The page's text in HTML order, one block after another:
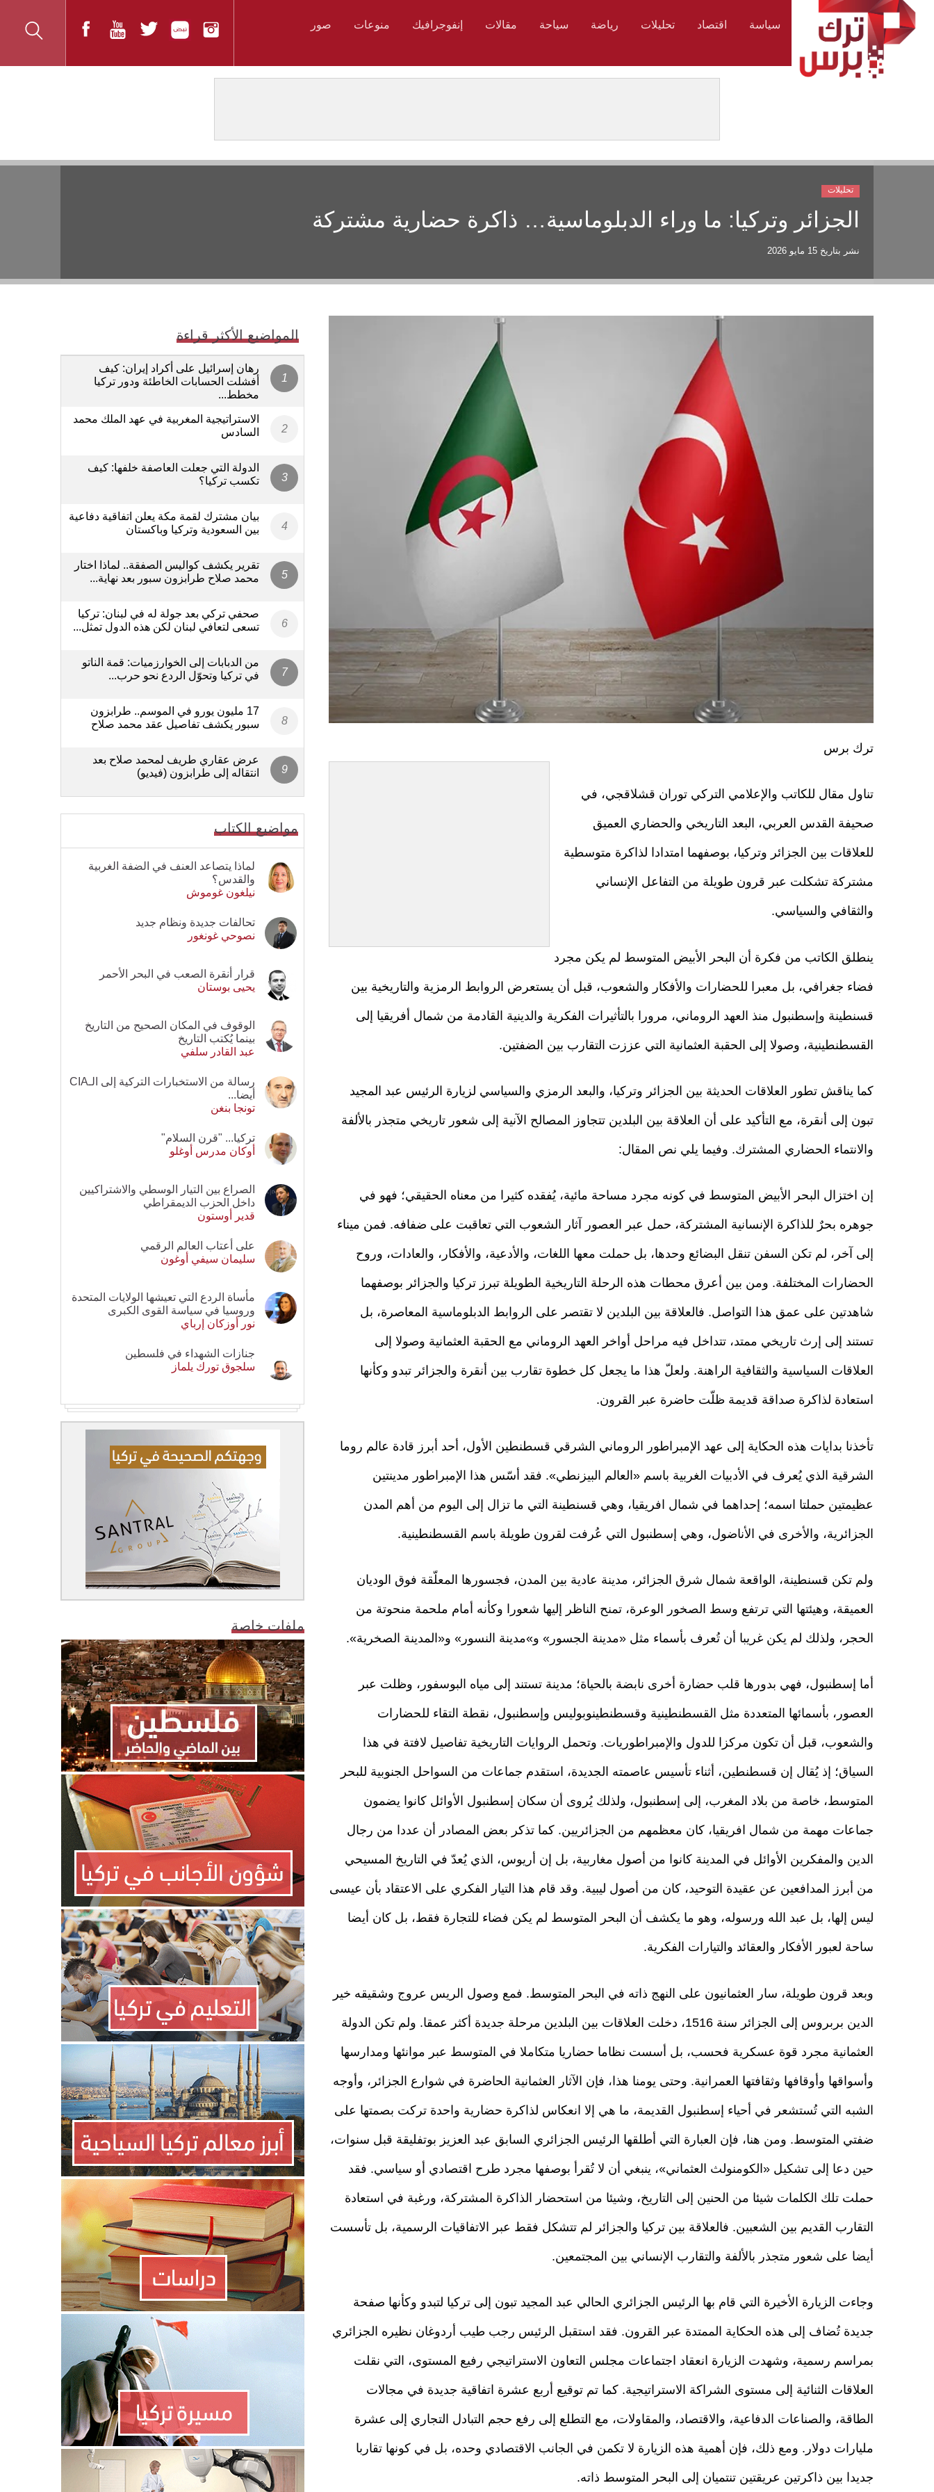
سياسة اقتصاد تحليلات رياضة سياحة مقالات إنفوجرافيك منوعات صور
الجزائر وتركيا: ما وراء الدبلوماسية… ذاكرة حضارية مشتركة
نشر بتاريخ 15 مايو 2026
تحليلات
ترك برس
تناول مقال للكاتب والإعلامي التركي توران قشلاقجي، في
صحيفة القدس العربي، البعد التاريخي والحضاري العميق
للعلاقات بين الجزائر وتركيا، بوصفهما امتدادا لذاكرة متوسطية
مشتركة تشكلت عبر قرون طويلة من التفاعل الإنساني
والثقافي والسياسي.
ينطلق الكاتب من فكرة أن البحر الأبيض المتوسط لم يكن مجرد
فضاء جغرافي، بل معبرا للحضارات والأفكار والشعوب، قبل أن يستعرض الروابط الرمزية والتاريخية بين
قسنطينة وإسطنبول منذ العهد الروماني، مرورا بالتأثيرات الفكرية والدينية القادمة من شمال أفريقيا إلى
القسطنطينية، وصولا إلى الحقبة العثمانية التي عززت التقارب بين الضفتين.
كما يناقش تطور العلاقات الحديثة بين الجزائر وتركيا، والبعد الرمزي والسياسي لزيارة الرئيس عبد المجيد
تبون إلى أنقرة، مع التأكيد على أن العلاقة بين البلدين تتجاوز المصالح الآنية إلى شعور تاريخي متجذر بالألفة
والانتماء الحضاري المشترك. وفيما يلي نص المقال:
إن اختزال البحر الأبيض المتوسط في كونه مجرد مساحة مائية، يُفقده كثيرا من معناه الحقيقي؛ فهو في
جوهره بحرٌ للذاكرة الإنسانية المشتركة، حمل عبر العصور آثار الشعوب التي تعاقبت على ضفافه. فمن ميناء
إلى آخر، لم تكن السفن تنقل البضائع وحدها، بل حملت معها اللغات، والأدعية، والأفكار، والعادات، وروح
الحضارات المختلفة. ومن بين أعرق محطات هذه الرحلة التاريخية الطويلة تبرز تركيا والجزائر بوصفهما
شاهدتين على عمق هذا التواصل. فالعلاقة بين البلدين لا تقتصر على الروابط الدبلوماسية المعاصرة، بل
تستند إلى إرث تاريخي ممتد، تتداخل فيه مراحل أواخر العهد الروماني مع الحقبة العثمانية وصولا إلى
العلاقات السياسية والثقافية الراهنة. ولعلّ هذا ما يجعل كل خطوة تقارب بين أنقرة والجزائر تبدو وكأنها
استعادة لذاكرة صداقة قديمة ظلّت حاضرة عبر القرون.
تأخذنا بدايات هذه الحكاية إلى عهد الإمبراطور الروماني الشرقي قسطنطين الأول، أحد أبرز قادة عالم روما
الشرقية الذي يُعرف في الأدبيات الغربية باسم «العالم البيزنطي». فقد أسّس هذا الإمبراطور مدينتين
عظيمتين حملتا اسمه؛ إحداهما في شمال افريقيا، وهي قسنطينة التي ما تزال إلى اليوم من أهم المدن
الجزائرية، والأخرى في الأناضول، وهي إسطنبول التي عُرفت لقرون طويلة باسم القسطنطينية.
ولم تكن قسنطينة، الواقعة شمال شرق الجزائر، مدينة عادية بين المدن، فجسورها المعلّقة فوق الوديان
العميقة، وهيئتها التي ترتفع وسط الصخور الوعرة، تمنح الناظر إليها شعورا وكأنه أمام ملحمة منحوتة من
الحجر، ولذلك لم يكن غريبا أن تُعرف بأسماء مثل «مدينة الجسور» و»مدينة النسور» و«المدينة الصخرية».
أما إسطنبول، فهي بدورها قلب حضارة أخرى نابضة بالحياة؛ مدينة تستند إلى مياه البوسفور، وظلت عبر
العصور، بأسمائها المتعددة مثل القسطنطينية وقسطنطينوبوليس وإسطنبول، نقطة التقاء للحضارات
والشعوب، قبل أن تكون مركزا للدول والإمبراطوريات. وتحمل الروايات التاريخية تفاصيل لافتة في هذا
السياق؛ إذ يُقال إن قسطنطين، أثناء تأسيس عاصمته الجديدة، استقدم جماعات من السواحل الجنوبية للبحر
المتوسط، خاصة من بلاد المغرب، إلى إسطنبول، ولذلك يُروى أن سكان إسطنبول الأوائل كانوا يضمون
جماعات مهمة من شمال افريقيا، كان معظمهم من الجزائريين. كما تذكر بعض المصادر أن عددا من رجال
الدين والمفكرين الأوائل في المدينة كانوا من أصول مغاربية، بل إن أريوس، الذي يُعدّ في التاريخ المسيحي
من أبرز المدافعين عن عقيدة التوحيد، كان من أصول ليبية. وقد قام هذا التيار الفكري على الاعتقاد بأن عيسى
ليس إلها، بل عبد الله ورسوله، وهو ما يكشف أن البحر المتوسط لم يكن فضاء للتجارة فقط، بل كان أيضا
ساحة لعبور الأفكار والعقائد والتيارات الفكرية.
وبعد قرون طويلة، سار العثمانيون على النهج ذاته في البحر المتوسط. فمع وصول الريس عروج وشقيقه خير
الدين بربروس إلى الجزائر سنة 1516، دخلت العلاقات بين البلدين مرحلة جديدة أكثر عمقا. ولم تكن الدولة
العثمانية مجرد قوة عسكرية فحسب، بل أسست نظاما حضاريا متكاملا في المتوسط عبر موانئها ومدارسها
وأسواقها وأوقافها وثقافتها العمرانية. وحتى يومنا هذا، فإن الآثار العثمانية الحاضرة في شوارع الجزائر، وأوجه
الشبه التي تُستشعر في أحياء إسطنبول القديمة، ما هي إلا انعكاس لذاكرة حضارية واحدة تركت بصمتها على
ضفتي المتوسط. ومن هنا، فإن العبارة التي أطلقها الرئيس الجزائري السابق عبد العزيز بوتفليقة قبل سنوات،
حين دعا إلى تشكيل «الكومنولث العثماني»، ينبغي أن لا تُقرأ بوصفها مجرد طرح اقتصادي أو سياسي. فقد
حملت تلك الكلمات شيئا من الحنين إلى التاريخ، وشيئا من استحضار الذاكرة المشتركة، ورغبة في استعادة
التقارب القديم بين الشعبين. فالعلاقة بين تركيا والجزائر لم تتشكل فقط عبر الاتفاقيات الرسمية، بل تأسست
أيضا على شعور متجذر بالألفة والتقارب الإنساني بين المجتمعين.
وجاءت الزيارة الأخيرة التي قام بها الرئيس الجزائري الحالي عبد المجيد تبون إلى تركيا لتبدو وكأنها صفحة
جديدة تُضاف إلى هذه الحكاية الممتدة عبر القرون. فقد استقبل الرئيس رجب طيب أردوغان نظيره الجزائري
بمراسم رسمية، وشهدت الزيارة انعقاد اجتماعات مجلس التعاون الاستراتيجي رفيع المستوى، التي نقلت
العلاقات الثنائية إلى مستوى الشراكة الاستراتيجية. كما تم توقيع أربع عشرة اتفاقية جديدة في مجالات
الطاقة، والصناعات الدفاعية، والاقتصاد، والمقاولات، مع التطلع إلى رفع حجم التبادل التجاري إلى عشرة
مليارات دولار. ومع ذلك، فإن أهمية هذه الزيارة لا تكمن في الجانب الاقتصادي وحده، بل في كونها تقاربا
جديدا بين ذاكرتين عريقتين تنتميان إلى البحر المتوسط ذاته.
المواضيع الأكثر قراءة
رهان إسرائيل على أكراد إيران: كيف
أفشلت الحسابات الخاطئة ودور تركيا
مخطط...
الاستراتيجية المغربية في عهد الملك محمد
السادس
الدولة التي جعلت العاصفة خلفها: كيف
تكسب تركيا؟
بيان مشترك لقمة مكة يعلن اتفاقية دفاعية
بين السعودية وتركيا وباكستان
تقرير يكشف كواليس الصفقة.. لماذا اختار
محمد صلاح طرابزون سبور بعد نهاية...
صحفي تركي بعد جولة له في لبنان: تركيا
تسعى لتعافي لبنان لكن هذه الدول تمثل...
من الدبابات إلى الخوارزميات: قمة الناتو
في تركيا وتحوّل الردع نحو حرب...
17 مليون يورو في الموسم.. طرابزون
سبور يكشف تفاصيل عقد محمد صلاح
عرض عقاري طريف لمحمد صلاح بعد
انتقاله إلى طرابزون (فيديو)
مواضيع الكتاب
لماذا يتصاعد العنف في الضفة الغربية
والقدس؟
نيلغون غوموش
تحالفات جديدة ونظام جديد
نصوحي غونغور
قرار أنقرة الصعب في البحر الأحمر
يحيى بوستان
الوقوف في المكان الصحيح من التاريخ
بينما يُكتب التاريخ
عبد القادر سلفي
رسالة من الاستخبارات التركية إلى الـCIA
أيضا...
تونجا بنغن
تركيا... "قرن السلام"
أوكان مدرس أوغلو
الصراع بين التيار الوسطي والاشتراكيين
داخل الحزب الديمقراطي
قدير أوستون
على أعتاب العالم الرقمي
سليمان سيفي أوغون
مأساة الردع التي تعيشها الولايات المتحدة
وروسيا في سياسة القوى الكبرى
نور أوزكان إرباي
جنازات الشهداء في فلسطين
سلجوق تورك يلماز
ملفات خاصة